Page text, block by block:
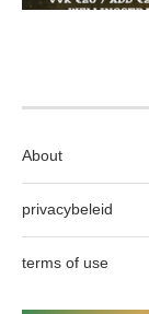
About
privacybeleid
terms of use